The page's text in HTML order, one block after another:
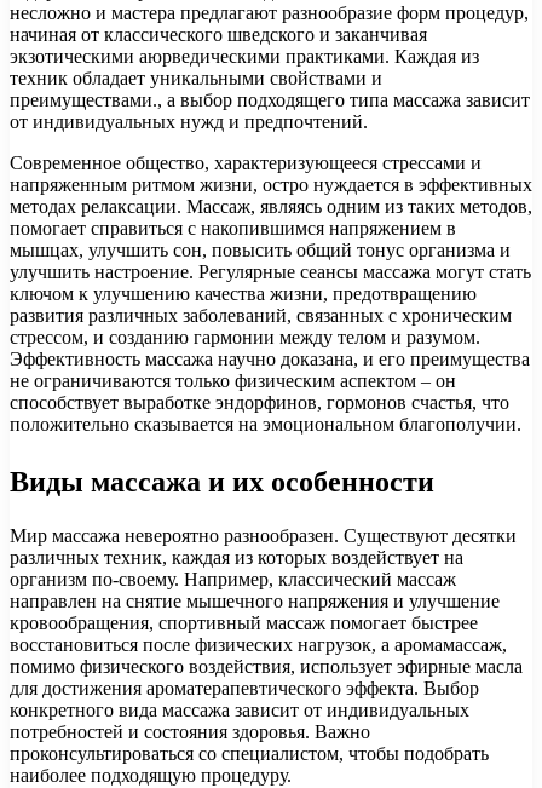
несложно и мастера предлагают разнообразие форм процедур,
начиная от классического шведского и заканчивая
экзотическими аюрведическими практиками. Каждая из
техник обладает уникальными свойствами и
преимуществами., а выбор подходящего типа массажа зависит
от индивидуальных нужд и предпочтений.
Современное общество, характеризующееся стрессами и
напряженным ритмом жизни, остро нуждается в эффективных
методах релаксации. Массаж, являясь одним из таких методов,
помогает справиться с накопившимся напряжением в
мышцах, улучшить сон, повысить общий тонус организма и
улучшить настроение. Регулярные сеансы массажа могут стать
ключом к улучшению качества жизни, предотвращению
развития различных заболеваний, связанных с хроническим
стрессом, и созданию гармонии между телом и разумом.
Эффективность массажа научно доказана, и его преимущества
не ограничиваются только физическим аспектом – он
способствует выработке эндорфинов, гормонов счастья, что
положительно сказывается на эмоциональном благополучии.
Виды массажа и их особенности
Мир массажа невероятно разнообразен. Существуют десятки
различных техник, каждая из которых воздействует на
организм по-своему. Например, классический массаж
направлен на снятие мышечного напряжения и улучшение
кровообращения, спортивный массаж помогает быстрее
восстановиться после физических нагрузок, а аромамассаж,
помимо физического воздействия, использует эфирные масла
для достижения ароматерапевтического эффекта. Выбор
конкретного вида массажа зависит от индивидуальных
потребностей и состояния здоровья. Важно
проконсультироваться со специалистом, чтобы подобрать
наиболее подходящую процедуру.